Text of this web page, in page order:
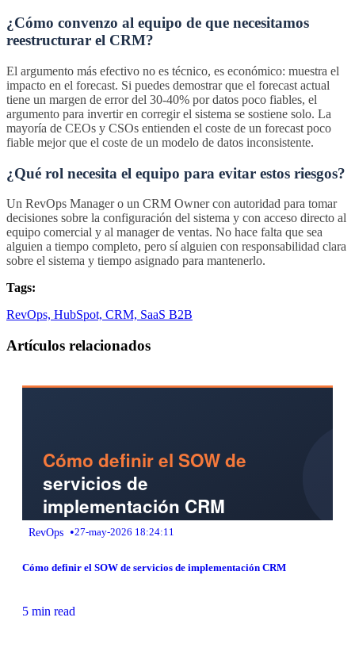
¿Cómo convenzo al equipo de que necesitamos
reestructurar el CRM?
El argumento más efectivo no es técnico, es económico: muestra el
impacto en el forecast. Si puedes demostrar que el forecast actual
tiene un margen de error del 30-40% por datos poco fiables, el
argumento para invertir en corregir el sistema se sostiene solo. La
mayoría de CEOs y CSOs entienden el coste de un forecast poco
fiable mejor que el coste de un modelo de datos inconsistente.
¿Qué rol necesita el equipo para evitar estos riesgos?
Un RevOps Manager o un CRM Owner con autoridad para tomar
decisiones sobre la configuración del sistema y con acceso directo al
equipo comercial y al manager de ventas. No hace falta que sea
alguien a tiempo completo, pero sí alguien con responsabilidad clara
sobre el sistema y tiempo asignado para mantenerlo.
Tags:
RevOps, HubSpot, CRM, SaaS B2B
Artículos relacionados
RevOps •27-may-2026 18:24:11
Cómo definir el SOW de servicios de implementación CRM
5 min read